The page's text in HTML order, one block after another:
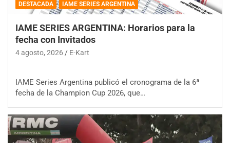
DESTACADA IAME SERIES ARGENTINA
IAME SERIES ARGENTINA: Horarios para la
fecha con Invitados
4 agosto, 2026 E-Kart
IAME Series Argentina publicó el cronograma de la 6ª
fecha de la Champion Cup 2026, que…